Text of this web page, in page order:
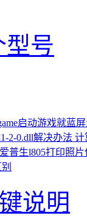
型号
启动游戏就蓝
计
爱普生l805打印照
说明